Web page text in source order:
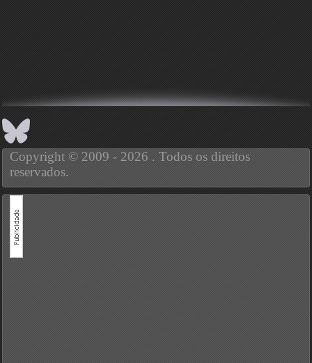
Copyright © 2009 - 2026 . Todos os direitos
reservados.